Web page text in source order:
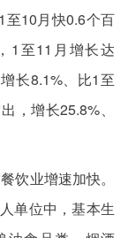
至10月快0.6个百
1至11月增长达
长8.1%、比1至
，增长25.8%、
饮业增速加快。
单位中，基本生